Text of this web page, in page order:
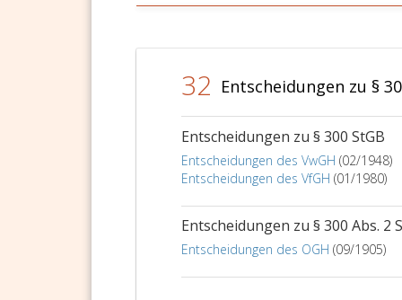
32 Entscheidungen zu §
Entscheidungen zu § 300 StGB
Entscheidungen des VwGH (02/1948)
Entscheidungen des VfGH (01/1980)
Entscheidungen zu § 300 Abs. 2
Entscheidungen des OGH (09/1905)